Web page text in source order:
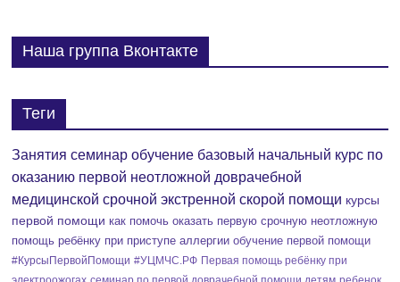
р
я
т
и
е
Наша группа Вконтакте
Теги
Занятия семинар обучение базовый начальный курс по
оказанию первой неотложной доврачебной
медицинской срочной экстренной скорой помощи курсы
первой помощи как помочь оказать первую срочную неотложную
помощь ребёнку при приступе аллергии обучение первой помощи
#КурсыПервойПомощи #УЦМЧС.РФ Первая помощь ребёнку при